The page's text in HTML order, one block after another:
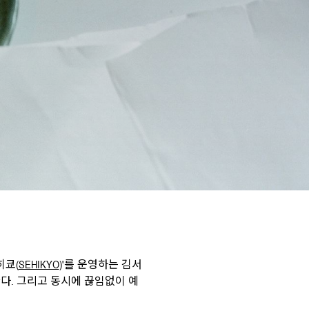
쿄(SEHIKYO)'를 운영하는 김서
. 그리고 동시에 끊임없이 예